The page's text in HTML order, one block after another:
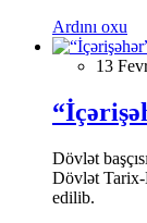
Ardını oxu
13
Dövlət
Dövlət
edilib.